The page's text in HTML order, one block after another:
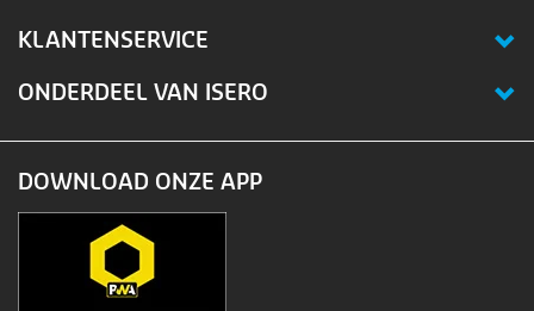
KLANTENSERVICE
ONDERDEEL VAN ISERO
DOWNLOAD ONZE APP